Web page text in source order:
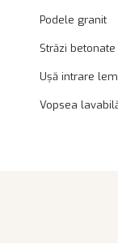
Podele granit
Străzi betonate
Ușă intrare
Vopsea